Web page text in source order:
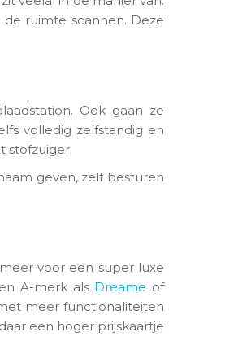
ruimte scannen. Deze
Ook gaan ze
volledig zelfstandig en
stofzuiger.
geven, zelf besturen
voor een super luxe
A-merk als Dreame of
meer functionaliteiten
een hoger prijskaartje